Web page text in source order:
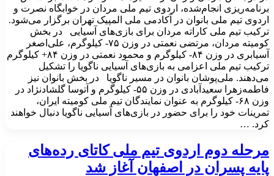
برنامه‌ریزی انجام‌شده، اردوی تیم ملی مردان در خوابگاه نصرت و
اردوی تیم ملی بانوان در آکادمی ملی المپیک تهران برگزار می‌شود.
ترکیب تیم ملی کاراته مردان برای بازی‌های آسیایی در بخش
کومیته مردان، مرتضی نعمتی در وزن ۷۵- کیلوگرم، علی‌اصغر
آسیابری در وزن ۸۴- کیلوگرم و محمود نعمتی در وزن ۸۴+ کیلوگرم
ترکیب تیم ملی اعزامی به بازی‌های آسیایی ناگویا را تشکیل
می‌دهند. ملی‌پوشان بانوان در مسیر ناگویا در بخش بانوان نیز
فاطمه‌زهرا سعیدآبادی در وزن ۵۵- کیلوگرم و آتوسا گلشادنژاد در
وزن ۶۸- کیلوگرم به عنوان نمایندگان تیم ملی کومیته ایران،
تمرینات خود را برای حضور در بازی‌های آسیایی ناگویا دنبال خواهند
کرد. …
مرحله دوم اردوی تیم ملی کاتای رده‌های
پایه پسران در اصفهان آغاز شد